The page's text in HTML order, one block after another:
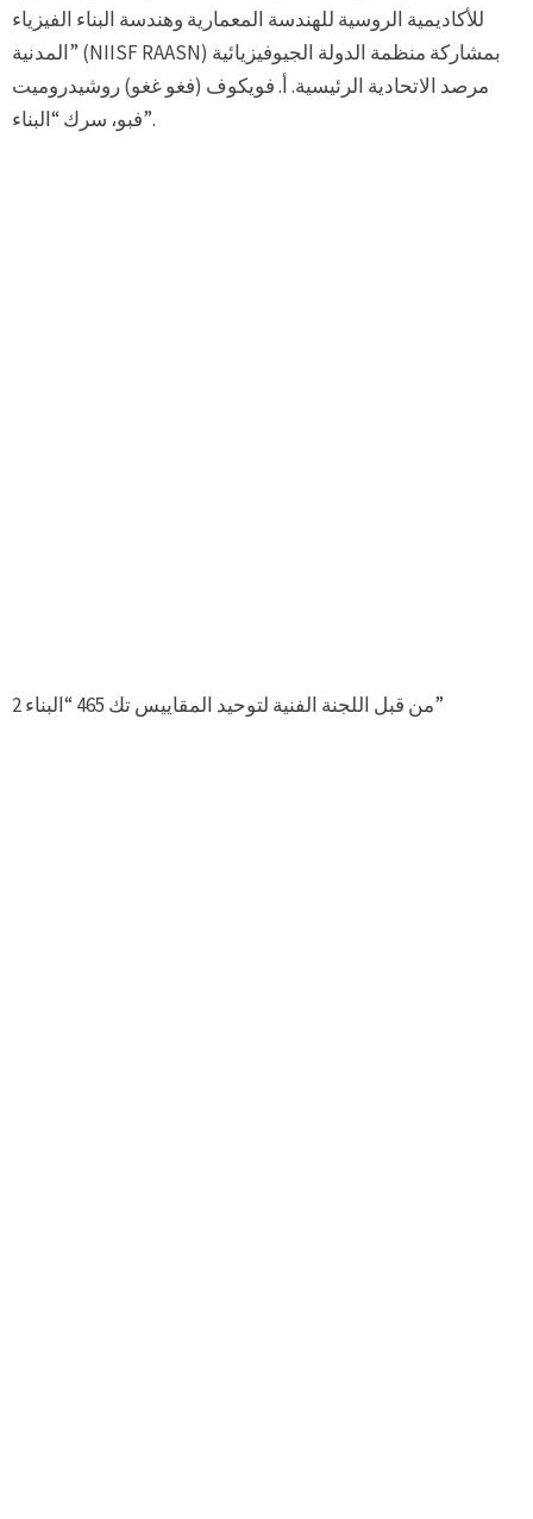
للأكاديمية الروسية للهندسة المعمارية وهندسة البناء الفيزياء
المدنية” (NIISF RAASN) بمشاركة منظمة الدولة الجيوفيزيائية
مرصد الاتحادية الرئيسية. أ. فويكوف (فغو غغو) روشيدروميت
فبو، سرك “البناء”.
2 من قبل اللجنة الفنية لتوحيد المقاييس تك 465 “البناء”